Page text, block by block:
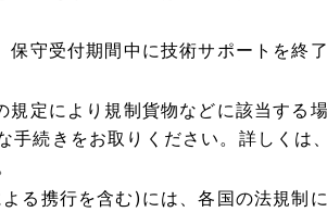
守受付期間中に技術サポートを終
定により規制貨物などに該当する
続きをお取りください。詳しくは
る携行を含む)には、各国の法規制